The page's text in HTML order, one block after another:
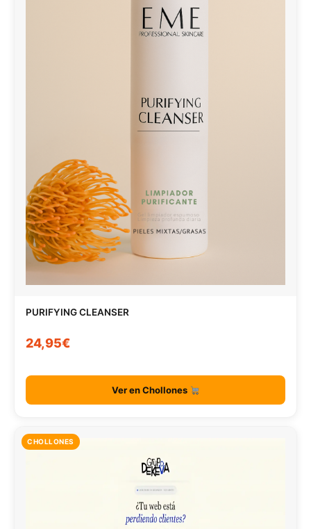
PURIFYING CLEANSER
24,95€
Ver en Chollones
CHOLLONES